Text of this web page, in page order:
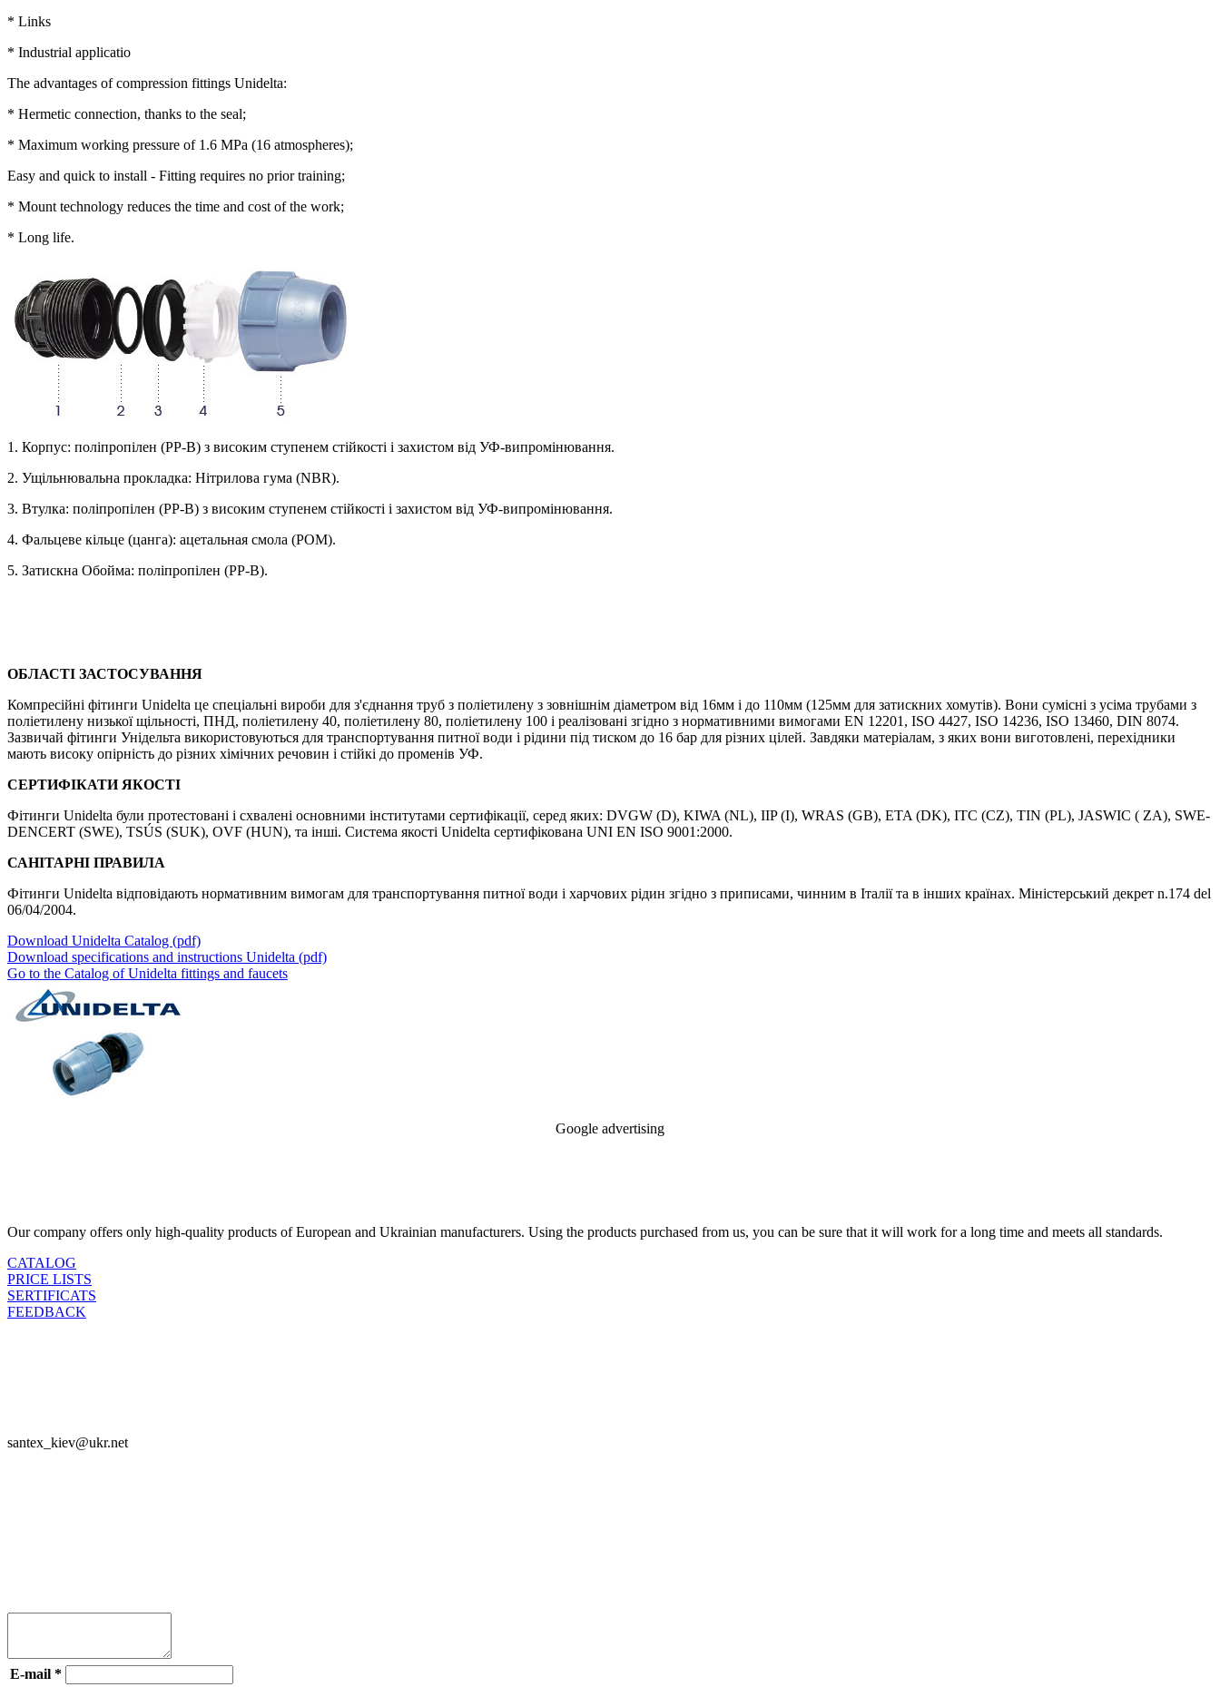
* Links
* Industrial applicatio
The advantages of compression fittings Unidelta:
* Hermetic connection, thanks to the seal;
* Maximum working pressure of 1.6 MPa (16 atmospheres);
Easy and quick to install - Fitting requires no prior training;
* Mount technology reduces the time and cost of the work;
* Long life.
1. Корпус: поліпропілен (РР-В) з високим ступенем стійкості і захистом від УФ-випромінювання.
2. Ущільнювальна прокладка: Нітрилова гума (NBR).
3. Втулка: поліпропілен (РР-В) з високим ступенем стійкості і захистом від УФ-випромінювання.
4. Фальцеве кільце (цанга): ацетальная смола (РОМ).
5. Затискна Обойма: поліпропілен (РР-В).
ОБЛАСТІ ЗАСТОСУВАННЯ
Компресійні фітинги Unidelta це спеціальні вироби для з'єднання труб з поліетилену з зовнішнім діаметром від 16мм і до 110мм (125мм для затискних хомутів). Вони сумісні з усіма трубами з
поліетилену низької щільності, ПНД, поліетилену 40, поліетилену 80, поліетилену 100 і реалізовані згідно з нормативними вимогами EN 12201, ISO 4427, ISO 14236, ISO 13460, DIN 8074.
Зазвичай фітинги Унідельта використовуються для транспортування питної води і рідини під тиском до 16 бар для різних цілей. Завдяки матеріалам, з яких вони виготовлені, перехідники
мають високу опірність до різних хімічних речовин і стійкі до променів УФ.
СЕРТИФІКАТИ ЯКОСТІ
Фітинги Unidelta були протестовані і схвалені основними інститутами сертифікації, серед яких: DVGW (D), KIWA (NL), IIP (I), WRAS (GB), ETA (DK), ITC (CZ), TIN (PL), JASWIC ( ZA), SWE-
DENCERT (SWE), TSÚS (SUK), OVF (HUN), та інші. Система якості Unidelta сертифікована UNI EN ISO 9001:2000.
САНІТАРНІ ПРАВИЛА
Фітинги Unidelta відповідають нормативним вимогам для транспортування питної води і харчових рідин згідно з приписами, чинним в Італії та в інших країнах. Міністерський декрет n.174 del
06/04/2004.
Download Unidelta Catalog (pdf)
Download specifications and instructions Unidelta (pdf)
Go to the Catalog of Unidelta fittings and faucets
Google advertising
Our company offers only high-quality products of European and Ukrainian manufacturers. Using the products purchased from us, you can be sure that it will work for a long time and meets all standards.
CATALOG
PRICE LISTS
SERTIFICATS
FEEDBACK
santex_kiev@ukr.net
E-mail *